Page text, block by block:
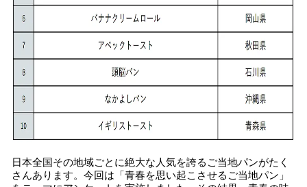
日本全国その地域ごとに絶大な人気を誇るご当地パンがたく
さんあります。今回は「青春を思い起こさせるご当地パン」